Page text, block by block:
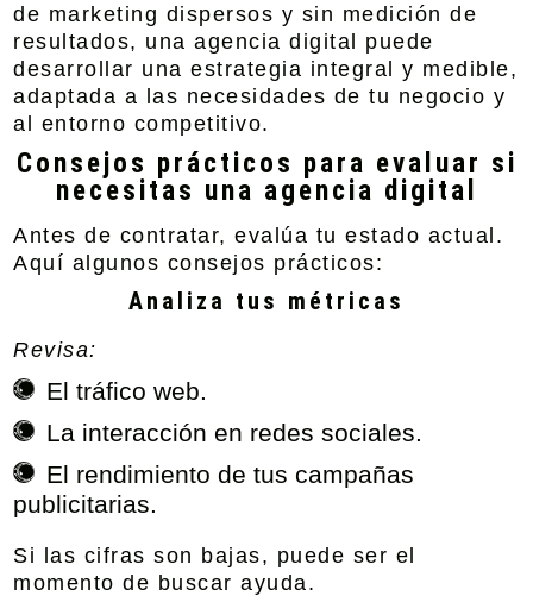
de marketing dispersos y sin medición de
resultados, una agencia digital puede
desarrollar una estrategia integral y medible,
adaptada a las necesidades de tu negocio y
al entorno competitivo.
Consejos prácticos para evaluar si
necesitas una agencia digital
Antes de contratar, evalúa tu estado actual.
Aquí algunos consejos prácticos:
Analiza tus métricas
Revisa:
El tráfico web.
La interacción en redes sociales.
El rendimiento de tus campañas
publicitarias.
Si las cifras son bajas, puede ser el
momento de buscar ayuda.